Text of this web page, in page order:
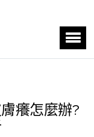
癢怎麼辦?